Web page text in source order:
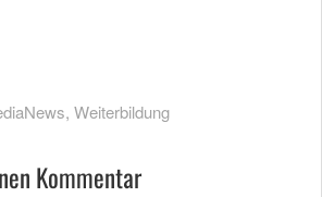
, Weiterbildung
Kommentar